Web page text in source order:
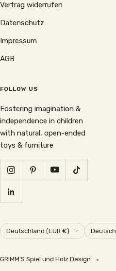
Vertrag widerrufen
Datenschutz
Impressum
AGB
FOLLOW US
Fostering imagination &
independence in children
with natural, open-ended
toys & furniture
Land/Region
Deutschland (EUR €) Sprache
Deutsch
GRIMM'S Spiel und Holz Design